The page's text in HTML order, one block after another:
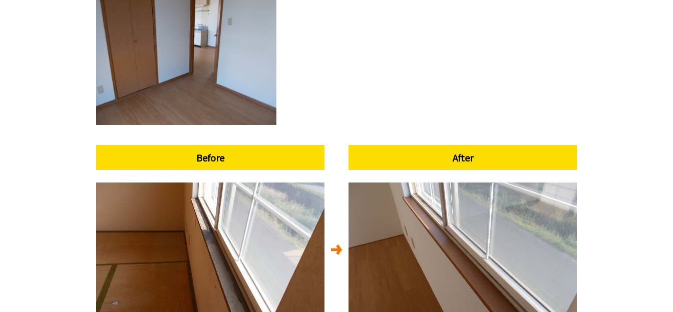
Before After